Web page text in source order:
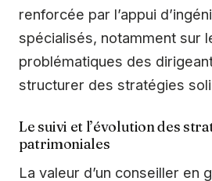
renforcée par l’appui
spécialisés, notamment sur
problématiques des
structurer des stratégies
Le suivi et l’évolution des
patrimoniales
La valeur d’un conseiller en